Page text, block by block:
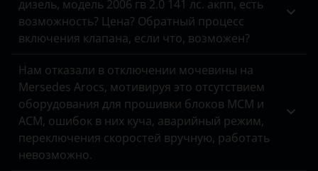
ЗАЗ
УАЗ
дизель, модель 2006 гв 2.0 141 лс. акпп, есть
возможность? Цена? Обратный процесс
включения клапана, если что, возможен?
Нам отказали в отключении мочевины на
Mersedes Arocs, мотивируя это отсутствием
оборудования для прошивки блоков MCM и
ACM, ошибок в них куча, аварийный режим,
переключения скоростей вручную, работать
невозможно.